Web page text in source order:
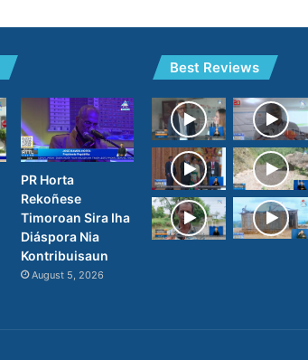
PR Horta
Rekoñese
Timoroan Sira Iha
Diáspora Nia
Kontribuisaun
August 5, 2026
Best Reviews